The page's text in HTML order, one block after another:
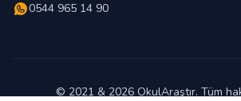
0544 965 14 90
© 2021 & 2026 OkulAraştır. Tüm